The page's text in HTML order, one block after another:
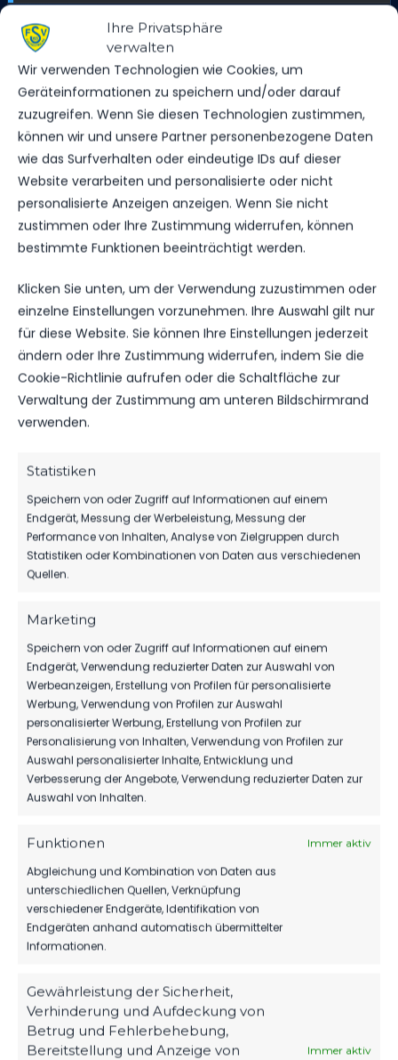
Ihre Privatsphäre
verwalten
Wir verwenden Technologien wie Cookies, um
Geräteinformationen zu speichern und/oder darauf
zuzugreifen. Wenn Sie diesen Technologien zustimmen,
können wir und unsere Partner personenbezogene Daten
wie das Surfverhalten oder eindeutige IDs auf dieser
Website verarbeiten und personalisierte oder nicht
personalisierte Anzeigen anzeigen. Wenn Sie nicht
zustimmen oder Ihre Zustimmung widerrufen, können
bestimmte Funktionen beeinträchtigt werden.
Klicken Sie unten, um der Verwendung zuzustimmen oder
einzelne Einstellungen vorzunehmen. Ihre Auswahl gilt nur
für diese Website. Sie können Ihre Einstellungen jederzeit
ändern oder Ihre Zustimmung widerrufen, indem Sie die
Cookie-Richtlinie aufrufen oder die Schaltfläche zur
Verwaltung der Zustimmung am unteren Bildschirmrand
verwenden.
Statistiken
Speichern von oder Zugriff auf Informationen auf einem
Endgerät, Messung der Werbeleistung, Messung der
Performance von Inhalten, Analyse von Zielgruppen durch
Statistiken oder Kombinationen von Daten aus verschiedenen
Quellen.
Marketing
Speichern von oder Zugriff auf Informationen auf einem
Endgerät, Verwendung reduzierter Daten zur Auswahl von
Werbeanzeigen, Erstellung von Profilen für personalisierte
Werbung, Verwendung von Profilen zur Auswahl
personalisierter Werbung, Erstellung von Profilen zur
Personalisierung von Inhalten, Verwendung von Profilen zur
Auswahl personalisierter Inhalte, Entwicklung und
Verbesserung der Angebote, Verwendung reduzierter Daten zur
Auswahl von Inhalten.
Funktionen Immer aktiv
Abgleichung und Kombination von Daten aus
unterschiedlichen Quellen, Verknüpfung
verschiedener Endgeräte, Identifikation von
Endgeräten anhand automatisch übermittelter
Informationen.
Gewährleistung der Sicherheit,
Verhinderung und Aufdeckung von
Betrug und Fehlerbehebung,
Bereitstellung und Anzeige von
Immer aktiv
15. Oktober 2023
ERGEBNIS
MANNSCHAFT TORE SPIELAUSGANG
FSV 63 Luckenwalde F2-Jugend ohne Sieg
SV Blau-Weiß Dahlewitz Ergebnis Niederlage
Für diese Auswahl wurden keine Spiele gefunden.
ÄHNLICHE BEITRÄGE
FSV 63 Luckenwalde F2-
Jugend vs SV Blau-Weiß
Ähnlicher Beitrag
FSV 63 Luckenwalde F2-
SV Blau-Weiß Dahlewitz vs
FSV 63 Luckenwalde F1-
Jugend
10. März 2024
Ähnlicher Beitrag
OFFIZIELLE VEREINSSEITE
DEIN HEIMSPIEL. DEIN FSV.
Tickets, Spielplan, News und Vereinsinfos – alles
TICKETS
Eintrittspreise & Spieltag